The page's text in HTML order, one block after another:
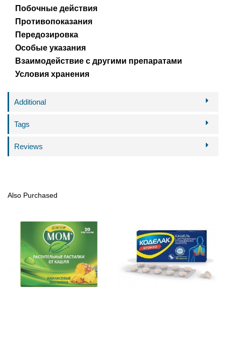
Побочные действия
Противопоказания
Передозировка
Особые указания
Взаимодействие с другими препаратами
Условия хранения
Additional
Tags
Reviews
Also Purchased